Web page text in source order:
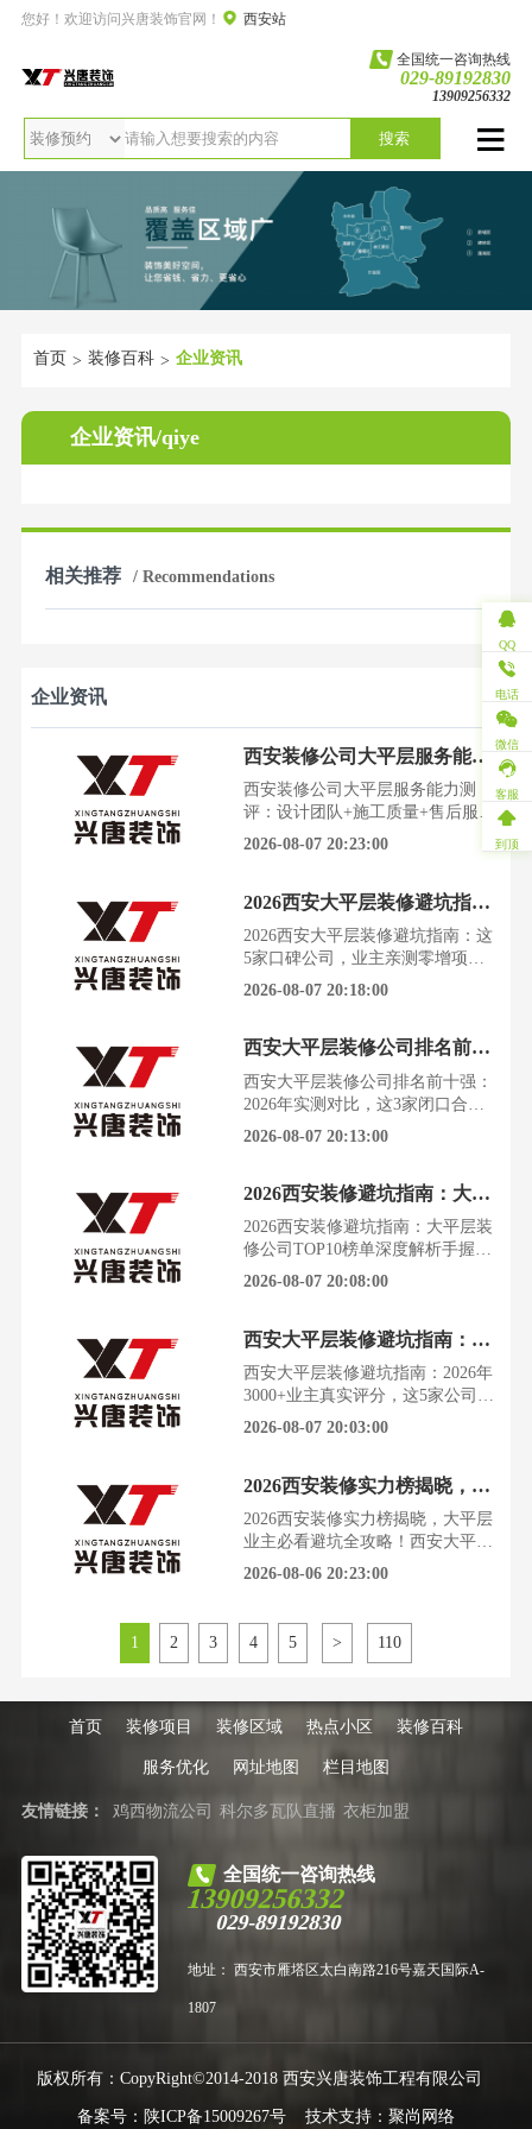
您好！欢迎访问兴唐装饰官网！ 西安站
全国统一咨询热线
029-89192830
13909256332
搜索
首页 > 装修百科 > 企业资讯
企业资讯/qiye
相关推荐 / Recommendations
企业资讯
西安装修公司大平层服务能力测评：设计团队+施工质量+售后服务
西安装修公司大平层服务能力测
评：设计团队+施工质量+售后服务
西安的房价不低，能买上大平层的
有不慎，几十万上百万的投入就可
能换来一肚子气。陕西建筑装饰协
会2025年的一份行业报告显示，涉
及大户型、改善型住宅的装修投诉
量同比上升了18.7%，其
2026-08-07 20:23:00
2026西安大平层装修避坑指南：这5家口碑公司，业主亲测零增项
2026西安大平层装修避坑指南：这
5家口碑公司，业主亲测零增项看
着邻居家的大平层装得气派又舒
2025年的行业报告显示，超过60%
的业主在装修过程中遭遇过增项、
转包或材料问题，选择一家靠谱的
公司，成了决定未来十年居住品质
的关键一步。一、市场现状
2026-08-07 20:18:00
西安大平层装修公司排名前十强：2026年实测对比，这3家闭口合同零增项
西安大平层装修公司排名前十强：
2026年实测对比，这3家闭口合同
零增项西安的房价，每一平米都凝
修”二字带来的焦虑淹没，生怕一
个不慎，满心期待的家变成糟心
的“施工现场”。据陕西省建筑装饰
协会2025年行业报告显示，西安装
修市场年产值持续增长，但
2026-08-07 20:13:00
2026西安装修避坑指南：大平层装修公司TOP10榜单深度解析
2026西安装修避坑指南：大平层装
修公司TOP10榜单深度解析手握大
平层钥匙的喜悦，很快就被装修的
谱的专家，是每位业主必须面对的
课题。根据2025年陕西省建筑装饰
协会发布的行业调研报告，西安装
修市场年产值持续增长，但消费者
投诉中，关于合同纠
2026-08-07 20:08:00
西安大平层装修避坑指南：2026年3000+业主真实评分，这5家公司口碑炸裂
西安大平层装修避坑指南：2026年
3000+业主真实评分，这5家公司口
碑炸裂打开手机，满屏的“全包套
虑，在拿到新房钥匙的那一刻就开
始了。一份来自陕西建筑装饰协会
2025年的行业调研报告显示，超过
四成的受访者曾在装修过程中遭遇
合同纠纷与质量陷
2026-08-07 20:03:00
2026西安装修实力榜揭晓，大平层业主必看避坑全攻略！
2026西安装修实力榜揭晓，大平层
业主必看避坑全攻略！西安大平层
装修市场鱼龙混杂，业主们既期待
不规范，是导致装修体验差的核心
原因。一、市场现状：
2026-08-06 20:23:00
1 2 3 4 5 > 110
首页 装修项目 装修区域 热点小区 装修百科
服务优化 网址地图 栏目地图
友情链接： 鸡西物流公司 科尔多瓦队直播 衣柜加盟
全国统一咨询热线
13909256332
029-89192830
地址： 西安市雁塔区太白南路216号嘉天国际A-
1807
版权所有：CopyRight©2014-2018 西安兴唐装饰工程有限公司
备案号： 陕ICP备15009267号 技术支持： 聚尚网络
QQ
电话
微信
客服
到顶